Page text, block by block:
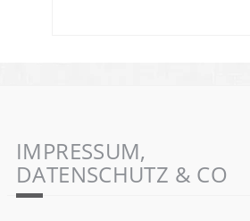
IMPRESSUM,
DATENSCHUTZ & CO